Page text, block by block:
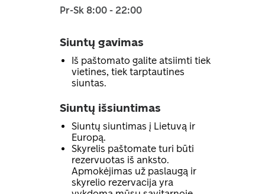
Pr-Sk 8:00 - 22:00
Siuntų gavimas
Iš paštomato galite atsiimti tiek
vietines, tiek tarptautines
siuntas.
Siuntų išsiuntimas
Siuntų siuntimas į Lietuvą ir
Europą.
Skyrelis paštomate turi būti
rezervuotas iš anksto.
Apmokėjimas už paslaugą ir
skyrelio rezervacija yra